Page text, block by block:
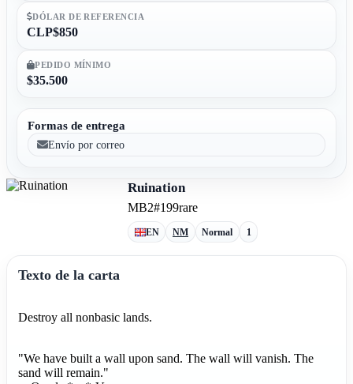
DÓLAR DE REFERENCIA
CLP$850
PEDIDO MÍNIMO
$35.500
Formas de entrega
Envío por correo
Ruination
MB2#199rare
EN NM Normal 1
Texto de la carta
Destroy all nonbasic lands.
"We have built a wall upon sand. The wall will vanish. The
sand will remain."